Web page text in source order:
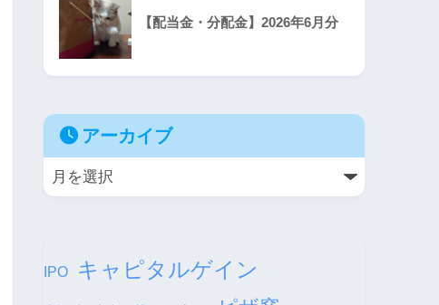
【配当金・分配金】2026年6月分
アーカイブ
IPO キャピタルゲイン